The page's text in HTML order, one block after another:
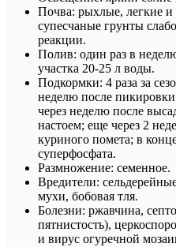
Почва: рыхлые, легкие
супесчаные грунты
реакции.
Полив: один раз в
участка 20-25 л воды.
Подкормки: 4 раза за
неделю после
через неделю после
настоем; еще через 2
куриного помета; в
суперфосфата.
Размножение: семенное.
Вредители:
мухи, бобовая тля.
Болезни: ржавчина,
пятнистость),
и вирус огуречной